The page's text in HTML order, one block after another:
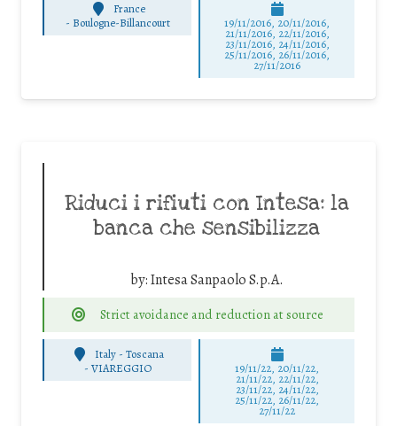
France
- Boulogne-Billancourt 19/11/2016, 20/11/2016,
21/11/2016, 22/11/2016,
23/11/2016, 24/11/2016,
25/11/2016, 26/11/2016,
27/11/2016
Riduci i rifiuti con Intesa: la
banca che sensibilizza
by:Intesa Sanpaolo S.p.A.
Strict avoidance and reduction at source
Italy - Toscana
- VIAREGGIO 19/11/22, 20/11/22,
21/11/22, 22/11/22,
23/11/22, 24/11/22,
25/11/22, 26/11/22,
27/11/22